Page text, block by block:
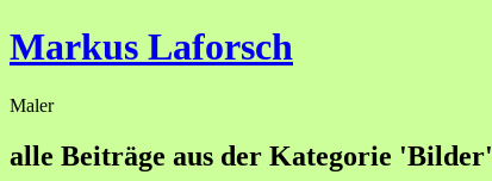
Markus Laforsch
Maler
alle Beiträge aus der Kategorie 'Bilder'